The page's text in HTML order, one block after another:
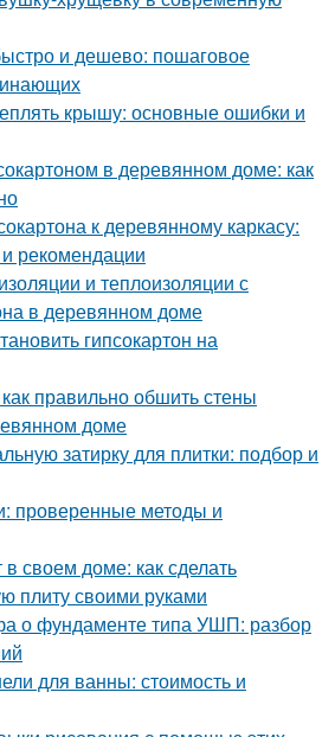
и дешево: пошаговое
крышу: основные ошибки и
в деревянном доме: как
к деревянному каркасу:
рекомендации
и теплоизоляции с
в деревянном доме
гипсокартон на
правильно обшить стены
доме
затирку для плитки: подбор и
проверенные методы и
своем доме: как сделать
плиту своими руками
о фундаменте типа УШП: разбор
для ванны: стоимость и